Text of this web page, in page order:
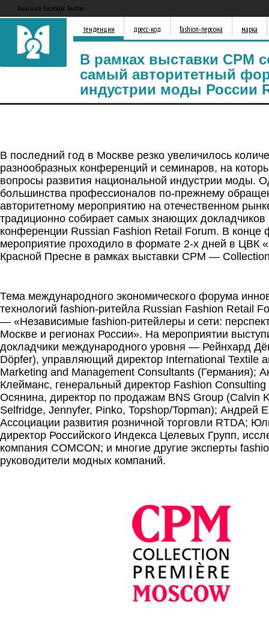
Вконтакте Facebook Twitter
тенденции дресс-код fashion-персона марка
В рамках выставки CPM
самый авторитетный
индустрии моды России
В последний год в Москве резко увеличилось
разнообразных конференций и семинаров, на
вопросы развития национальной индустрии моды.
большинства профессионалов по-прежнему
авторитетному мероприятию на отечественном
традиционно собирает самых знающих
конференции Russian Fashion Retail Forum. В конце
мероприятие проходило в формате 2-х дней в ЦВК
Красной Пресне в рамках выставки CPM —
Тема международного экономического форума
технологий fashion-ритейла Russian Fashion Retail
— «Независимые fashion-ритейлеры и сети:
Москве и регионах России». На мероприятии
докладчики международного уровня — Рейнхард
Döpfer), управляющий директор International Textile
Marketing and Management Consultants (Германия);
Клейманс, генеральный директор Fashion
Осянина, директор по продажам BNS Group (Calvin
Selfridge, Jennyfer, Pinko, Topshop/Topman); Андрей
Ассоциации развития розничной торговли RTDA;
директор Российского Индекса Целевых Групп,
компания COMCON; и многие другие эксперты
руководители модных компаний.